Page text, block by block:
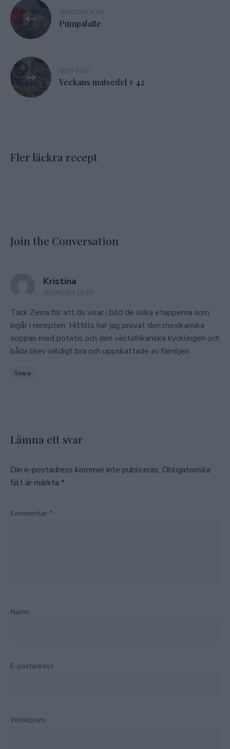
Inläggsnavigering
Pumpalatte
Veckans matsedel v 42
Fler läckra recept
Join the Conversation
Kristina
28/04/2024 14:10
Tack Zeina för att du visar i bild de olika etapperna som
ingår i recepten. Hittills har jag provat den mexikanska
soppan med potatis och den västafrikanska kycklingen och
båda blev väldigt bra och uppskattade av familjen.
Svara
Lämna ett svar
Din e-postadress kommer inte publiceras. Obligatoriska
fält är märkta *
Kommentar *
Namn
E-postadress
Webbplats